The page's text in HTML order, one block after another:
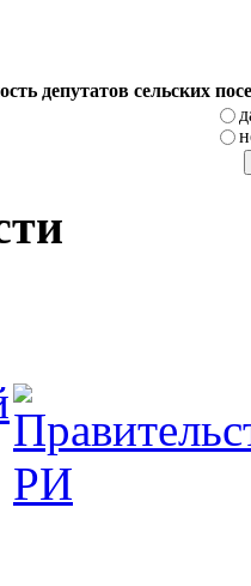
депутатов сельских